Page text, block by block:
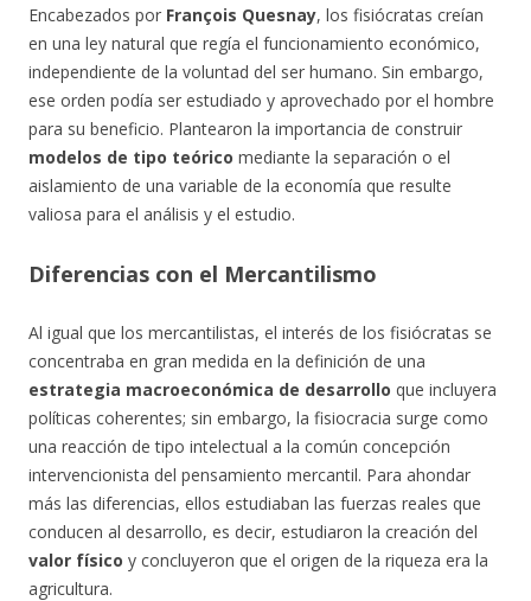
Encabezados por François Quesnay, los fisiócratas creían
en una ley natural que regía el funcionamiento económico,
independiente de la voluntad del ser humano. Sin embargo,
ese orden podía ser estudiado y aprovechado por el hombre
para su beneficio. Plantearon la importancia de construir
modelos de tipo teórico mediante la separación o el
aislamiento de una variable de la economía que resulte
valiosa para el análisis y el estudio.
Diferencias con el Mercantilismo
Al igual que los mercantilistas, el interés de los fisiócratas se
concentraba en gran medida en la definición de una
estrategia macroeconómica de desarrollo que incluyera
políticas coherentes; sin embargo, la fisiocracia surge como
una reacción de tipo intelectual a la común concepción
intervencionista del pensamiento mercantil. Para ahondar
más las diferencias, ellos estudiaban las fuerzas reales que
conducen al desarrollo, es decir, estudiaron la creación del
valor físico y concluyeron que el origen de la riqueza era la
agricultura.